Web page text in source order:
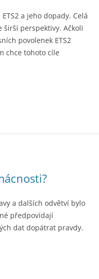
a jeho dopady. Celá
širší perspektivy. Ačkoli
povolenek ETS2
chce tohoto cíle
a dalších odvětví bylo
předpovídají
dat dopátrat pravdy.